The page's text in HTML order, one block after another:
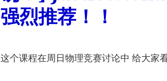
强烈推荐！！
这个课程在周日物理竞赛讨论中 给大家